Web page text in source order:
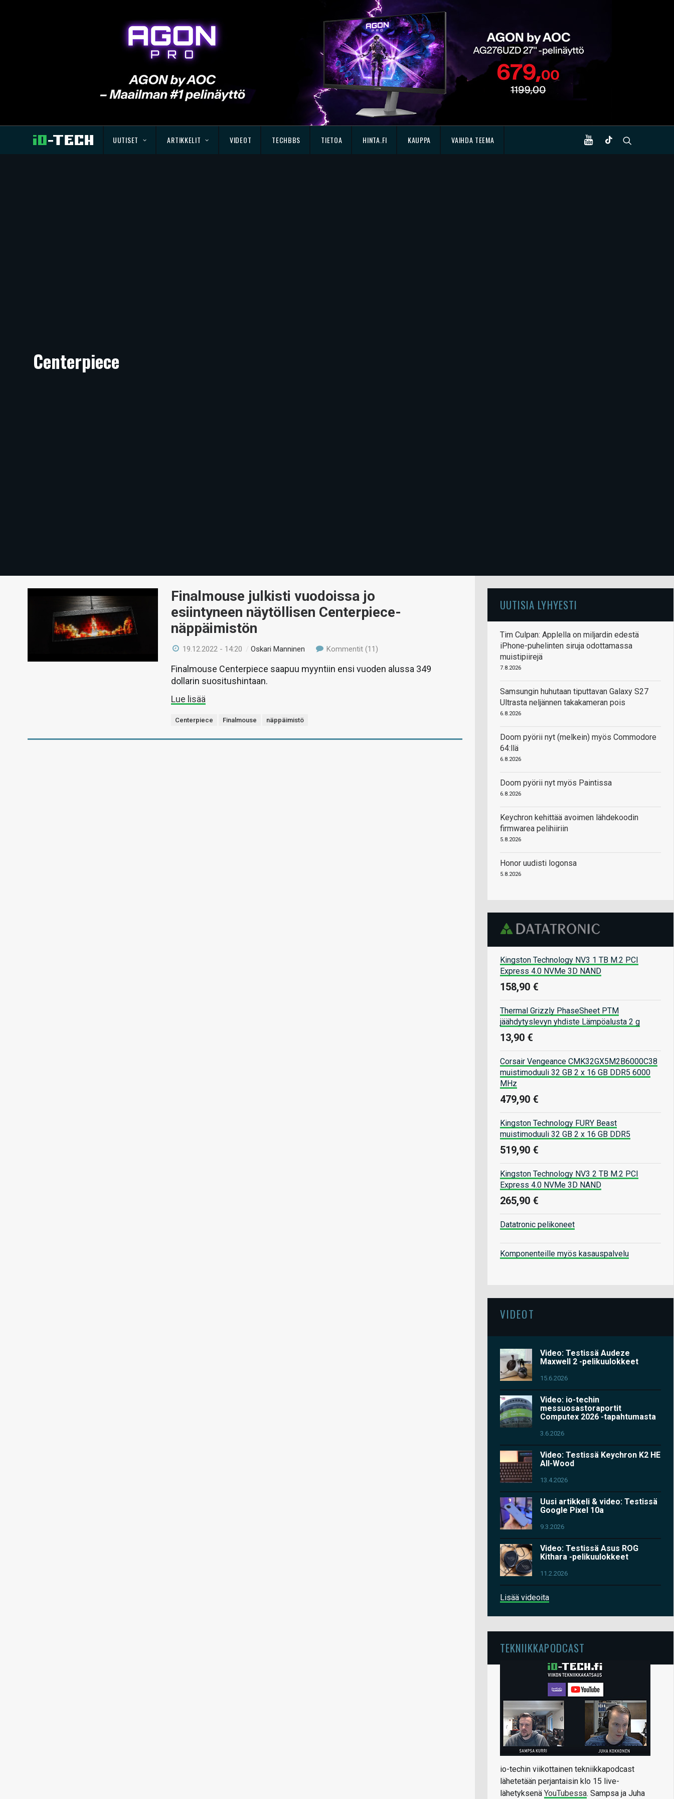
UUTISET ARTIKKELIT VIDEOT TECHBBS TIETOA HINTA.FI KAUPPA VAIHDA TEEMA
Centerpiece
Finalmouse julkisti vuodoissa jo
esiintyneen näytöllisen Centerpiece-
näppäimistön
19.12.2022 - 14:20 /Oskari Manninen Kommentit (11)
Finalmouse Centerpiece saapuu myyntiin ensi vuoden alussa 349
dollarin suositushintaan.
Lue lisää
Centerpiece Finalmouse näppäimistö
UUTISIA LYHYESTI
Tim Culpan: Applella on miljardin edestä
iPhone-puhelinten siruja odottamassa
muistipiirejä
7.8.2026
Samsungin huhutaan tiputtavan Galaxy S27
Ultrasta neljännen takakameran pois
6.8.2026
Doom pyörii nyt (melkein) myös Commodore
64:llä
6.8.2026
Doom pyörii nyt myös Paintissa
6.8.2026
Keychron kehittää avoimen lähdekoodin
firmwarea pelihiiriin
5.8.2026
Honor uudisti logonsa
5.8.2026
Kingston Technology NV3 1 TB M.2 PCI
Express 4.0 NVMe 3D NAND
158,90 €
Thermal Grizzly PhaseSheet PTM
jäähdytyslevyn yhdiste Lämpöalusta 2 g
13,90 €
Corsair Vengeance CMK32GX5M2B6000C38
muistimoduuli 32 GB 2 x 16 GB DDR5 6000
MHz
479,90 €
Kingston Technology FURY Beast
muistimoduuli 32 GB 2 x 16 GB DDR5
519,90 €
Kingston Technology NV3 2 TB M.2 PCI
Express 4.0 NVMe 3D NAND
265,90 €
Datatronic pelikoneet
Komponenteille myös kasauspalvelu
VIDEOT
Video: Testissä Audeze
Maxwell 2 -pelikuulokkeet
15.6.2026
Video: io-techin
messuosastoraportit
Computex 2026 -tapahtumasta
3.6.2026
Video: Testissä Keychron K2 HE
All-Wood
13.4.2026
Uusi artikkeli & video: Testissä
Google Pixel 10a
9.3.2026
Video: Testissä Asus ROG
Kithara -pelikuulokkeet
11.2.2026
Lisää videoita
TEKNIIKKAPODCAST
io-techin viikottainen tekniikkapodcast
lähetetään perjantaisin klo 15 live-
lähetyksenä YouTubessa. Sampsa ja Juha